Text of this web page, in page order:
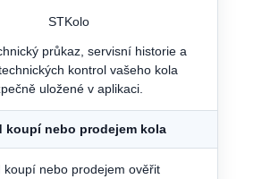
průkaz, servisní historie a
kontrol vašeho kola
uložené v aplikaci.
koupí nebo prodejem kola
koupí nebo prodejem ověřit